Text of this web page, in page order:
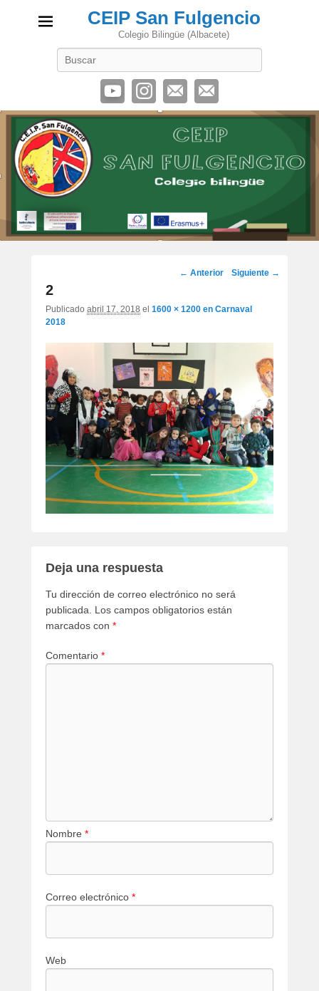
CEIP San Fulgencio
Colegio Bilingüe (Albacete)
Navegación
← Anterior Siguiente →
2
Publicado abril 17, 2018 el 1600 × 1200 en Carnaval
2018
Deja una respuesta
Tu dirección de correo electrónico no será
publicada.
Los campos obligatorios están
marcados con *
Comentario *
Nombre *
Correo electrónico *
Web